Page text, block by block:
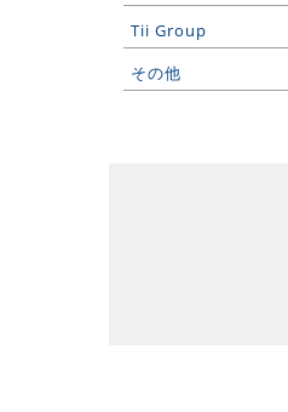
Tii Group
その他